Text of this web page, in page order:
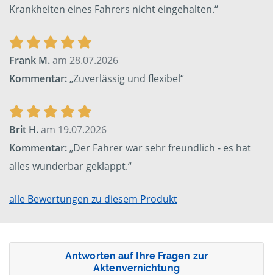
Krankheiten eines Fahrers nicht eingehalten.“
Frank M.am 28.07.2026
Kommentar:„Zuverlässig und flexibel“
Brit H.am 19.07.2026
Kommentar:„Der Fahrer war sehr freundlich - es hat
alles wunderbar geklappt.“
alle Bewertungen zu diesem Produkt
Antworten auf Ihre Fragen zur
Aktenvernichtung